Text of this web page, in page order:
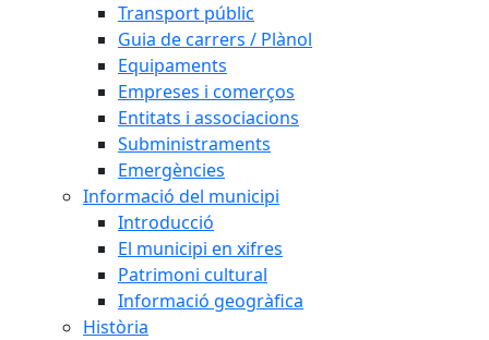
Transport públic
Guia de carrers / Plànol
Equipaments
Empreses i comerços
Entitats i associacions
Subministraments
Emergències
Informació del municipi
Introducció
El municipi en xifres
Patrimoni cultural
Informació geogràfica
Història